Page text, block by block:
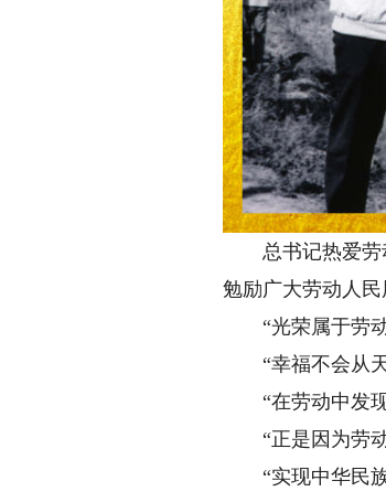
总书记热爱劳动
勉励广大劳动人民
“光荣属于劳动
“幸福不会从天
“在劳动中发现
“正是因为劳动
“实现中华民族